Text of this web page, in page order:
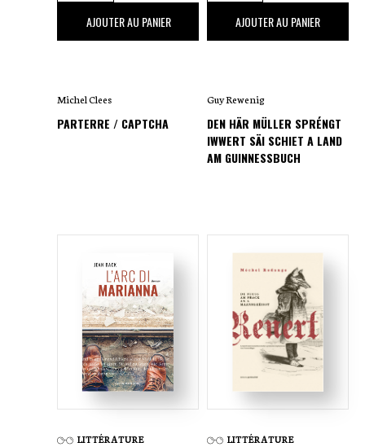
,00 €AJOUTER AU PANIER
Michel Clees
PARTERRE / CAPTCHA
,00 €
AJOUTER AU PANIER
Guy Rewenig
DEN HÄR MÜLLER SPRÉNGT
IWWERT SÄI SCHIET A LAND
AM GUINNESSBUCH
LITTÉRATURE LITTÉRATURE